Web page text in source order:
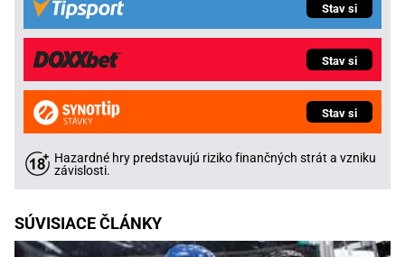
Stav si
Stav si
Stav si
Hazardné hry predstavujú riziko finančných strát a vzniku
závislosti.
SÚVISIACE ČLÁNKY